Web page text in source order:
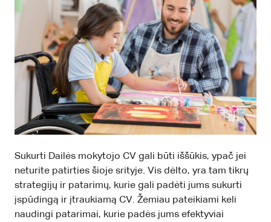
Sukurti Dailės mokytojo CV gali būti iššūkis, ypač jei
neturite patirties šioje srityje. Vis dėlto, yra tam tikrų
strategijų ir patarimų, kurie gali padėti jums sukurti
įspūdingą ir įtraukiamą CV. Žemiau pateikiami keli
naudingi patarimai, kurie padės jums efektyviai